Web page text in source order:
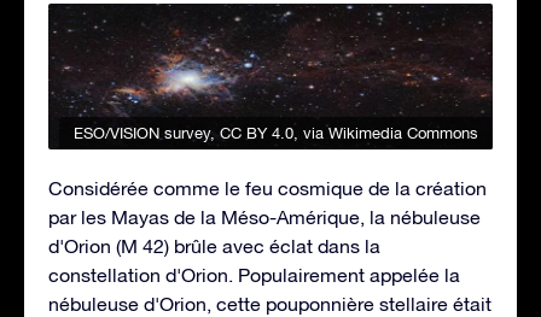
ESO/VISION survey, CC BY 4.0, via Wikimedia Commons
Considérée comme le feu cosmique de la création
par les Mayas de la Méso-Amérique, la nébuleuse
d'Orion (M 42) brûle avec éclat dans la
constellation d'Orion. Populairement appelée la
nébuleuse d'Orion, cette pouponnière stellaire était